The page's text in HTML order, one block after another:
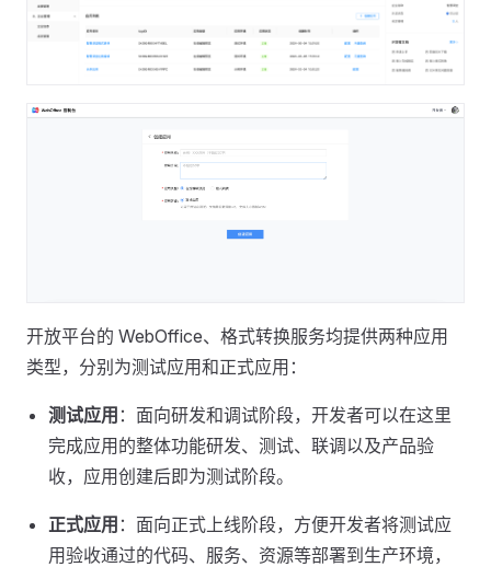
开放平台的 WebOffice、格式转换服务均提供两种应用
类型，分别为测试应用和正式应用：
测试应用 ：面向研发和调试阶段，开发者可以在这里
完成应用的整体功能研发、测试、联调以及产品验
收，应用创建后即为测试阶段。
正式应用 ：面向正式上线阶段，方便开发者将测试应
用验收通过的代码、服务、资源等部署到生产环境，